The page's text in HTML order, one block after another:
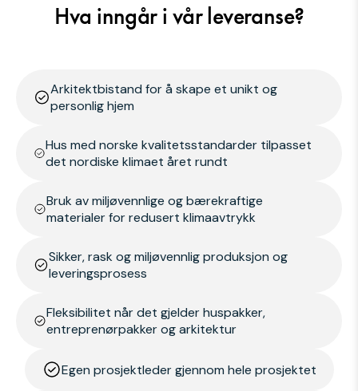
Hva inngår i vår leveranse?
Arkitektbistand for å skape et unikt og
personlig hjem
Hus med norske kvalitetsstandarder tilpasset
det nordiske klimaet året rundt
Bruk av miljøvennlige og bærekraftige
materialer for redusert klimaavtrykk
Sikker, rask og miljøvennlig produksjon og
leveringsprosess
Fleksibilitet når det gjelder huspakker,
entreprenørpakker og arkitektur
Egen prosjektleder gjennom hele prosjektet